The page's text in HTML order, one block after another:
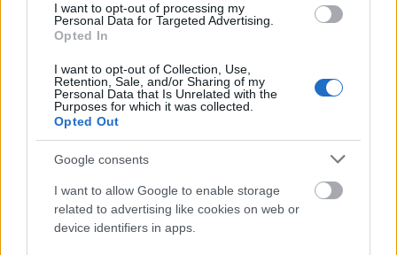
I want to opt-out of processing my
Personal Data for Targeted Advertising.
Opted In
I want to opt-out of Collection, Use,
Retention, Sale, and/or Sharing of my
Personal Data that Is Unrelated with the
Purposes for which it was collected.
Opted Out
Google consents
I want to allow Google to enable storage
related to advertising like cookies on web or
device identifiers in apps.
tippeket ad az autó alkatrészenkénti
eladására?
Homár Hilda•2017. október 02.